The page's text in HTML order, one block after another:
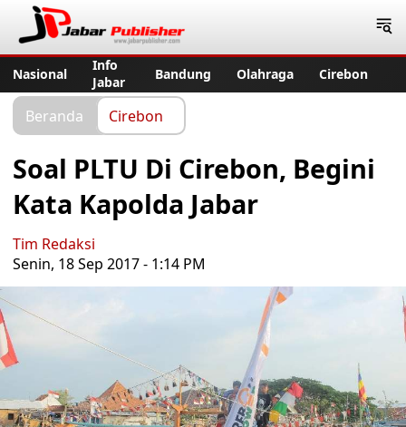
Nasional
Info
Jabar
Bandung Olahraga Cirebon
Beranda Cirebon
Soal PLTU Di Cirebon, Begini
Kata Kapolda Jabar
Tim Redaksi
Senin, 18 Sep 2017 - 1:14 PM